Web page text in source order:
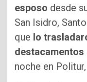
esposo desde
San Isidro,
que lo
destacamentos
noche en